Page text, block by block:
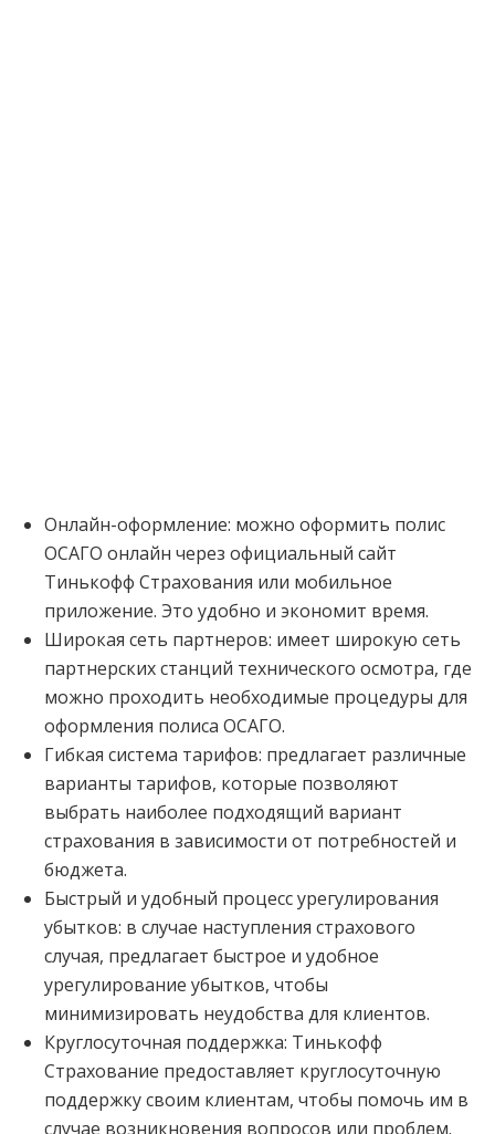
Онлайн-оформление: можно оформить полис
ОСАГО онлайн через официальный сайт
Тинькофф Страхования или мобильное
приложение. Это удобно и экономит время.
Широкая сеть партнеров: имеет широкую сеть
партнерских станций технического осмотра, где
можно проходить необходимые процедуры для
оформления полиса ОСАГО.
Гибкая система тарифов: предлагает различные
варианты тарифов, которые позволяют
выбрать наиболее подходящий вариант
страхования в зависимости от потребностей и
бюджета.
Быстрый и удобный процесс урегулирования
убытков: в случае наступления страхового
случая, предлагает быстрое и удобное
урегулирование убытков, чтобы
минимизировать неудобства для клиентов.
Круглосуточная поддержка: Тинькофф
Страхование предоставляет круглосуточную
поддержку своим клиентам, чтобы помочь им в
случае возникновения вопросов или проблем.